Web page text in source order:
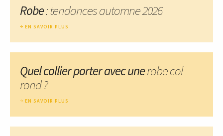
Robe: tendances automne 2026
EN SAVOIR PLUS
Quel collier porter avec unerobe col
rond ?
EN SAVOIR PLUS